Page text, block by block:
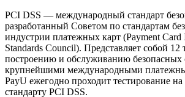
PCI DSS — международный стандарт
разработанный Советом по стандартам
индустрии платежных карт (Payment Card
Standards Council). Представляет собой 12
построению и обслуживанию безопасных
крупнейшими международными
PayU ежегодно проходит тестирование на
стандарту PCI DSS.